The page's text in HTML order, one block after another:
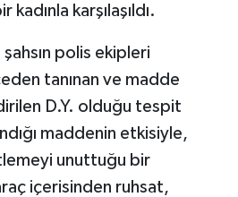
kadınla karşılaşıldı.
polis ekipleri
tanınan ve madde
D.Y. olduğu tespit
maddenin etkisiyle,
unuttuğu bir
içerisinden ruhsat,